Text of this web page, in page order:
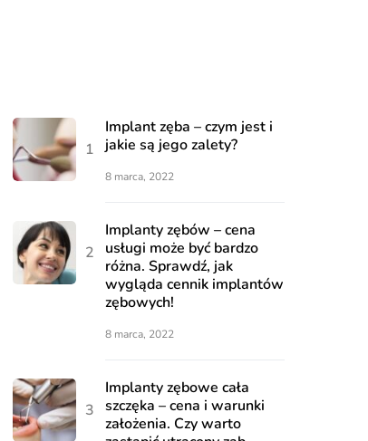
Implant zęba – czym jest i
jakie są jego zalety?
8 marca, 2022
Implanty zębów – cena
usługi może być bardzo
różna. Sprawdź, jak
wygląda cennik implantów
zębowych!
8 marca, 2022
Implanty zębowe cała
szczęka – cena i warunki
założenia. Czy warto